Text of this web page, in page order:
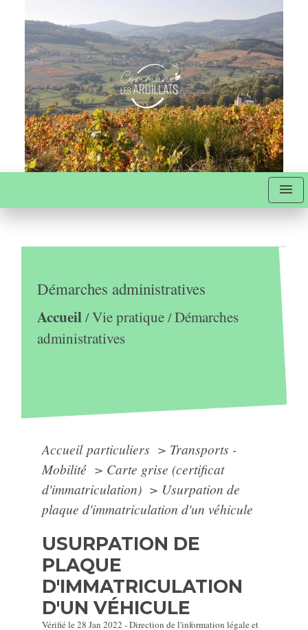
menu
Démarches administratives
Accueil/Vie pratique/Démarches
administratives
Accueil particuliers > Transports -
Mobilité > Carte grise (certificat
d'immatriculation) > Usurpation de
plaque d'immatriculation d'un véhicule
USURPATION DE
PLAQUE
D'IMMATRICULATION
D'UN VÉHICULE
Vérifié le 28 Jan 2022 - Direction de l'information légale et